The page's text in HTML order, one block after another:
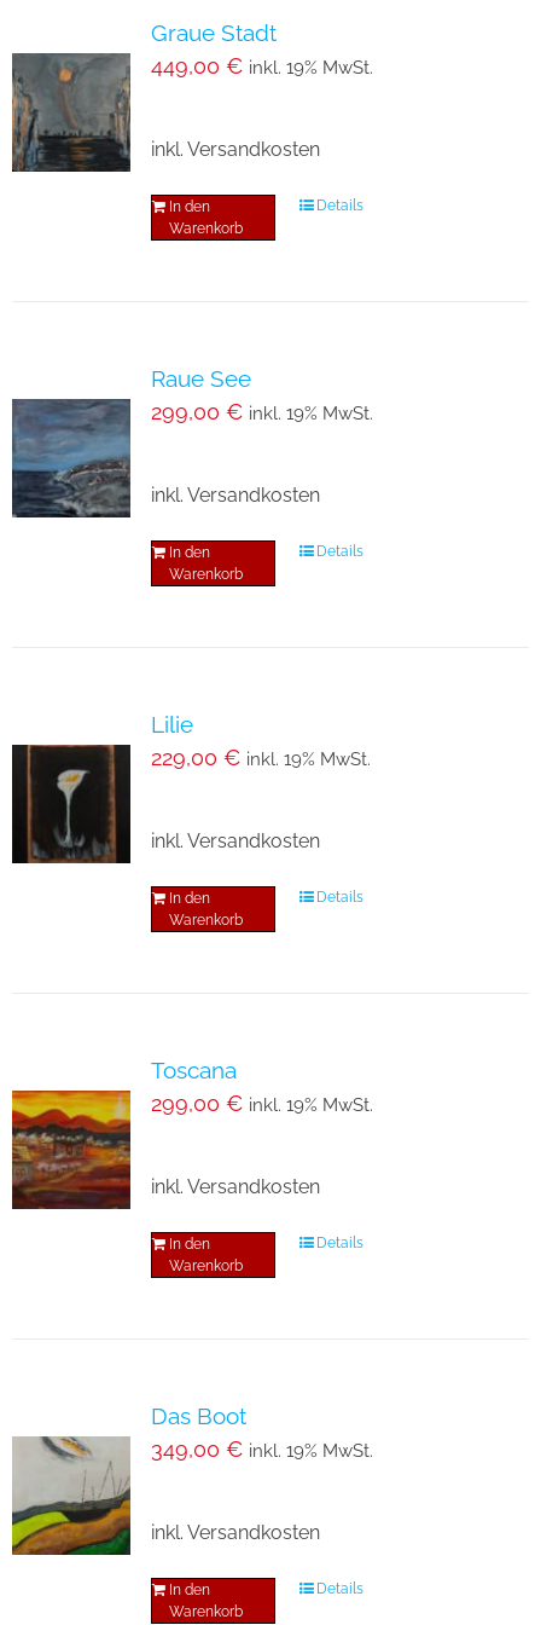
Graue Stadt
449,00 € inkl. 19% MwSt.
inkl. Versandkosten
In den
Warenkorb
Details
Raue See
299,00 € inkl. 19% MwSt.
inkl. Versandkosten
In den
Warenkorb
Details
Lilie
229,00 € inkl. 19% MwSt.
inkl. Versandkosten
In den
Warenkorb
Details
Toscana
299,00 € inkl. 19% MwSt.
inkl. Versandkosten
In den
Warenkorb
Details
Das Boot
349,00 € inkl. 19% MwSt.
inkl. Versandkosten
In den
Warenkorb
Details